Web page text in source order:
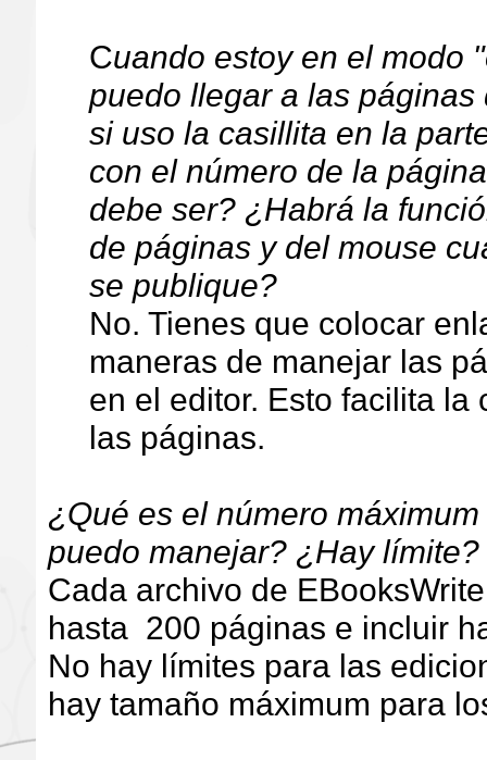
Cuando estoy en el modo
puedo llegar a las
si uso la casillita en la
con el número de la
debe ser? ¿Habrá la
de páginas y del mouse
se publique?
No. Tienes que colocar
maneras de manejar las
en el editor. Esto facilita la
las páginas.
¿Qué es el número
puedo manejar? ¿Hay límite?
Cada archivo de
hasta 200 páginas e incluir
No hay límites para las
hay tamaño máximum para